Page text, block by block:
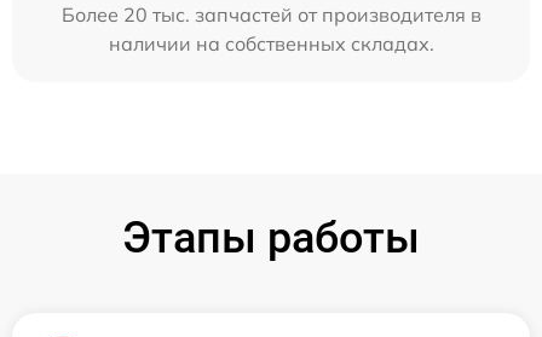
Более 20 тыс. запчастей от производителя в
наличии на собственных складах.
Этапы работы